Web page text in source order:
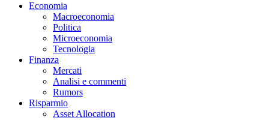
Economia
Macroeconomia
Politica
Microeconomia
Tecnologia
Finanza
Mercati
Analisi e commenti
Rumors
Risparmio
Asset Allocation